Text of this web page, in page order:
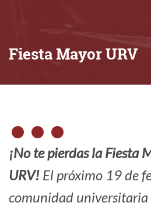
Fiesta Mayor URV
¡No te pierdas la Fiesta
URV! El próximo 19 de
comunidad